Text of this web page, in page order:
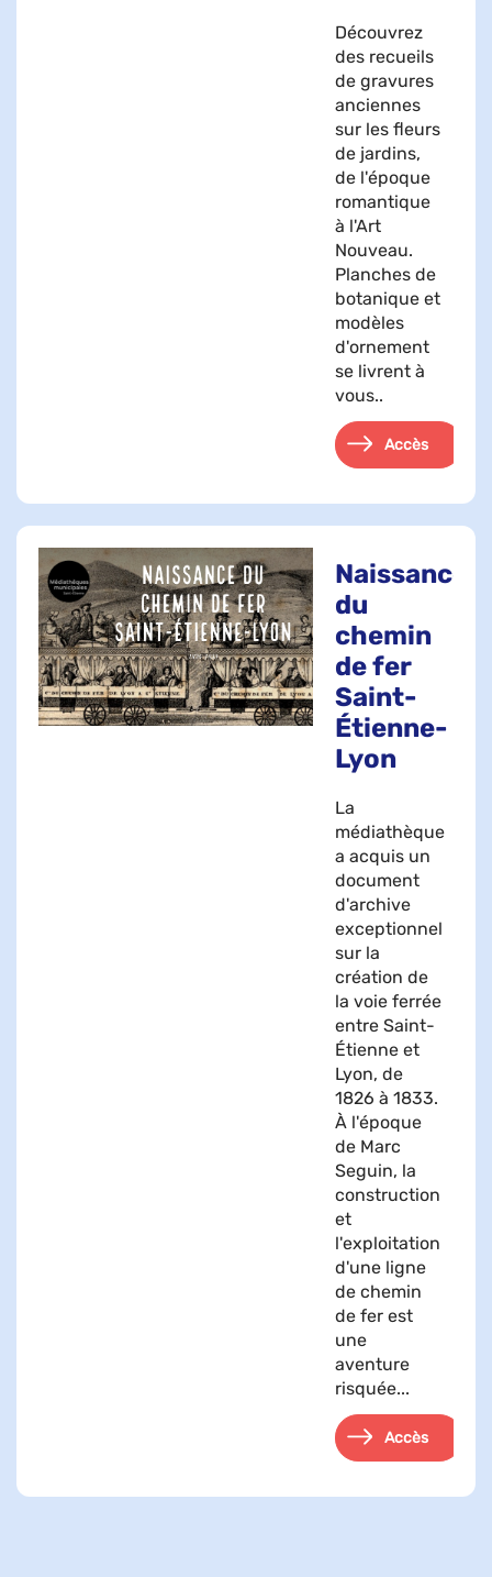
Découvrez
des recueils
de gravures
anciennes
sur les fleurs
de jardins,
de l'époque
romantique
à l'Art
Nouveau.
Planches de
botanique et
modèles
d'ornement
se livrent à
vous..
Accès
Naissance
du
chemin
de fer
Saint-
Étienne-
Lyon
La
médiathèque
a acquis un
document
d'archive
exceptionnel
sur la
création de
la voie ferrée
entre Saint-
Étienne et
Lyon, de
1826 à 1833.
À l'époque
de Marc
Seguin, la
construction
et
l'exploitation
d'une ligne
de chemin
de fer est
une
aventure
risquée...
Accès